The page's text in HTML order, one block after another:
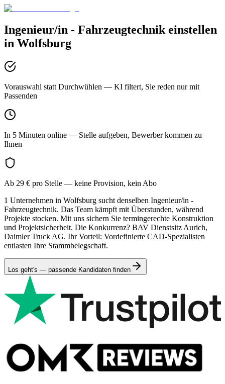
Ingenieur/in - Fahrzeugtechnik einstellen
in Wolfsburg
Vorauswahl statt Durchwühlen — KI filtert, Sie reden nur mit
Passenden
In 5 Minuten online — Stelle aufgeben, Bewerber kommen zu
Ihnen
Ab 29 € pro Stelle — keine Provision, kein Abo
1 Unternehmen in Wolfsburg sucht denselben Ingenieur/in -
Fahrzeugtechnik. Das Team kämpft mit Überstunden, während
Projekte stocken. Mit uns sichern Sie termingerechte Konstruktion
und Projektsicherheit. Die Konkurrenz? BAV Dienstsitz Aurich,
Daimler Truck AG. Ihr Vorteil: Vordefinierte CAD-Spezialisten
entlasten Ihre Stammbelegschaft.
Los geht's — passende Kandidaten finden